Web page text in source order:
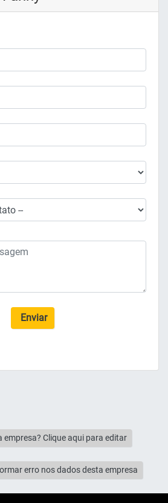
Enviar
empresa? Clique aqui para editar
erro nos dados desta empresa